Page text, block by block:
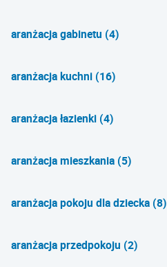
aranżacja gabinetu (4)
aranżacja kuchni (16)
aranżacja łazienki (4)
aranżacja mieszkania (5)
aranżacja pokoju dla dziecka (8)
aranżacja przedpokoju (2)